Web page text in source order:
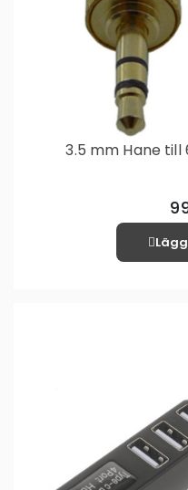
3.5 mm Hane